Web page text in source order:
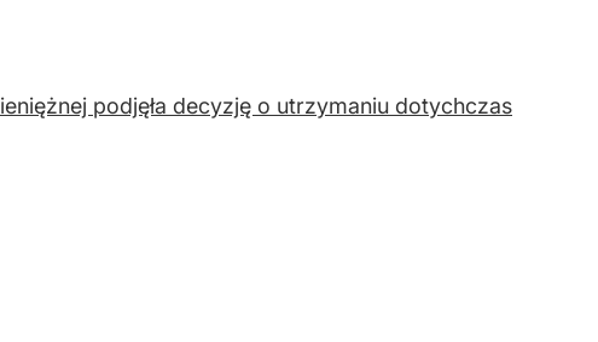
podjęła decyzję o utrzymaniu dotychczas